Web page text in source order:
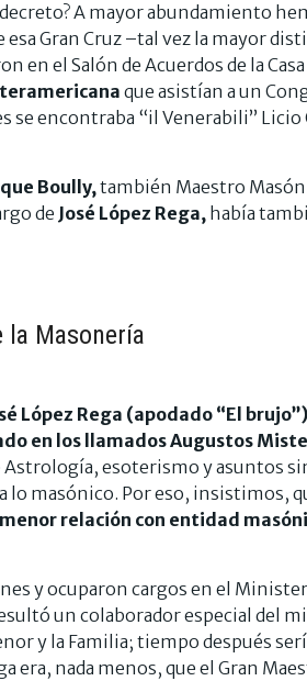
A mayor abundamiento
Gran Cruz –tal vez la mayor
el Salón de Acuerdos de la Casa
que asistían a un
se encontraba “il Venerabili” Licio
Boully, también Maestro
de José López Rega, había
la Masonería
López Rega (apodado “El
en los llamados Augustos
esoterismo y asuntos
lo masónico. Por eso, insistimos,
relación con entidad
y ocuparon cargos en el
un colaborador especial del
y la Familia; tiempo después
era, nada menos, que el Gran